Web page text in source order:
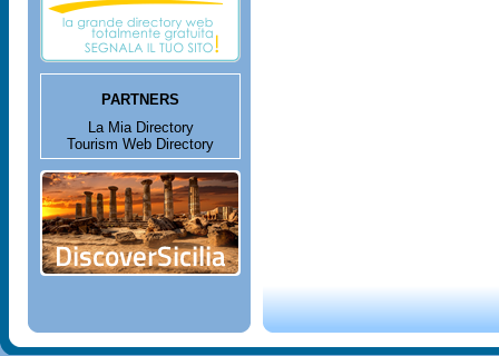
PARTNERS
La Mia Directory
Tourism Web Directory